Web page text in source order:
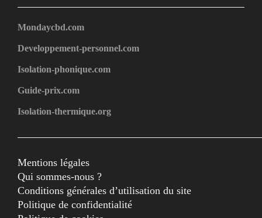
Mondaycbd.com
Developpement-personnel.com
Isolation-phonique.com
Guide-prix.com
Isolation-thermique.org
Mentions légales
Qui sommes-nous ?
Conditions générales d’utilisation du site
Politique de confidentialité